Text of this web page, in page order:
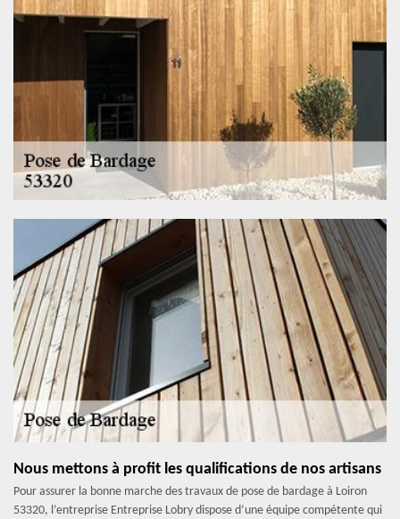
Nous mettons à profit les qualifications de nos artisans
Pour assurer la bonne marche des travaux de pose de bardage à Loiron
53320, l’entreprise Entreprise Lobry dispose d’une équipe compétente qui